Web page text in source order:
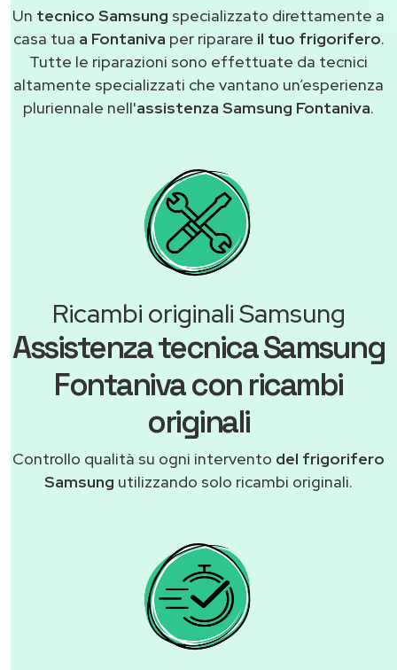
Un tecnico Samsung specializzato direttamente a
casa tua a Fontaniva per riparare il tuo frigorifero.
Tutte le riparazioni sono effettuate da tecnici
altamente specializzati che vantano un’esperienza
pluriennale nell'assistenza Samsung Fontaniva.
Ricambi originali Samsung
Assistenza tecnica Samsung
Fontaniva con ricambi
originali
Controllo qualità su ogni intervento del frigorifero
Samsung utilizzando solo ricambi originali.